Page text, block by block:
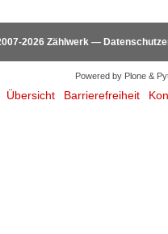
2026 Zählwerk—
Powered by Plone &
Übersicht Barrierefreiheit